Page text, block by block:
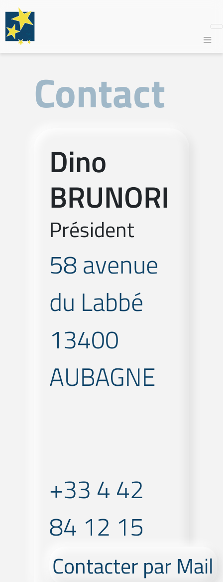
Contact
Dino
BRUNORI
Président
58 avenue
du Labbé
13400
AUBAGNE
+33 4 42
84 12 15
Contacter par Mail